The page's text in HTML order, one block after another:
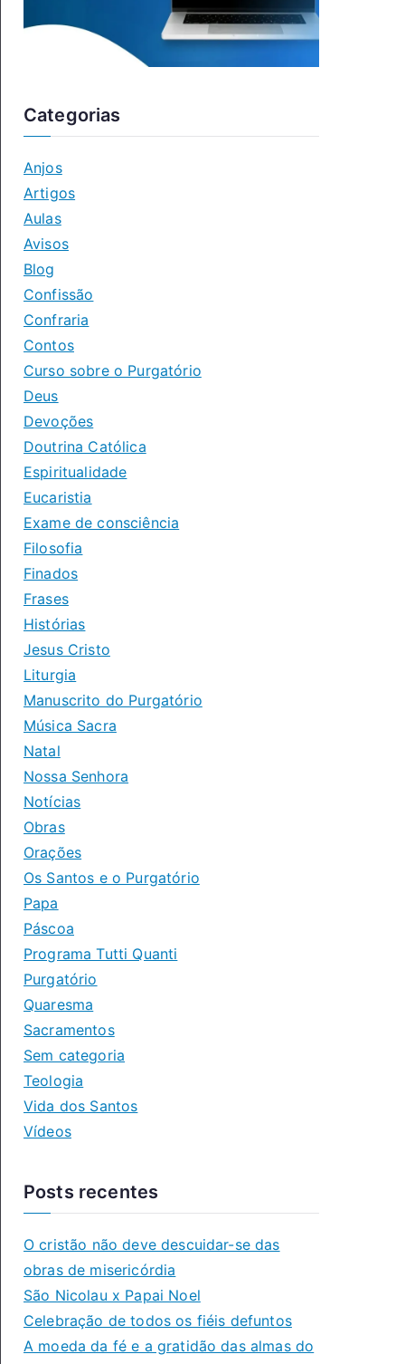
Categorias
Anjos
Artigos
Aulas
Avisos
Blog
Confissão
Confraria
Contos
Curso sobre o Purgatório
Deus
Devoções
Doutrina Católica
Espiritualidade
Eucaristia
Exame de consciência
Filosofia
Finados
Frases
Histórias
Jesus Cristo
Liturgia
Manuscrito do Purgatório
Música Sacra
Natal
Nossa Senhora
Notícias
Obras
Orações
Os Santos e o Purgatório
Papa
Páscoa
Programa Tutti Quanti
Purgatório
Quaresma
Sacramentos
Sem categoria
Teologia
Vida dos Santos
Vídeos
Posts recentes
O cristão não deve descuidar-se das
obras de misericórdia
São Nicolau x Papai Noel
Celebração de todos os fiéis defuntos
A moeda da fé e a gratidão das almas do